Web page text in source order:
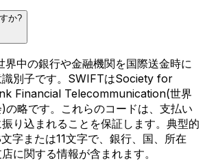
か?
中の銀行や金融機関を国際送金時に
識別子です。SWIFTはSociety for
Financial Telecommunication(世界
の略です。これらのコードは、支払い
り込まれることを保証します。典型的
字または11文字で、銀行、国、所在
に関する情報が含まれます。